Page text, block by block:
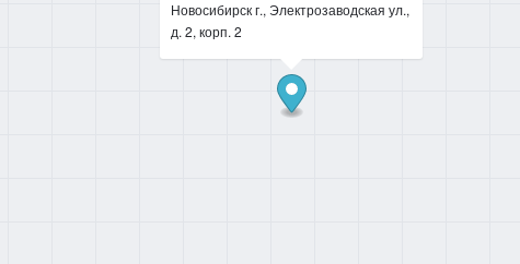
Новосибирск г., Электрозаводская ул.,
д. 2, корп. 2